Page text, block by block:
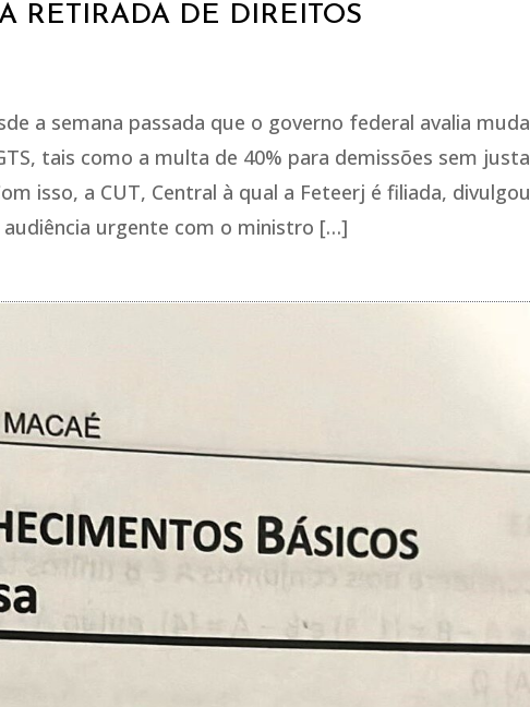
RETIRADA DE DIREITOS
a semana passada que o governo federal avalia
tais como a multa de 40% para demissões sem justa
isso, a CUT, Central à qual a Feteerj é filiada,
urgente com o ministro […]